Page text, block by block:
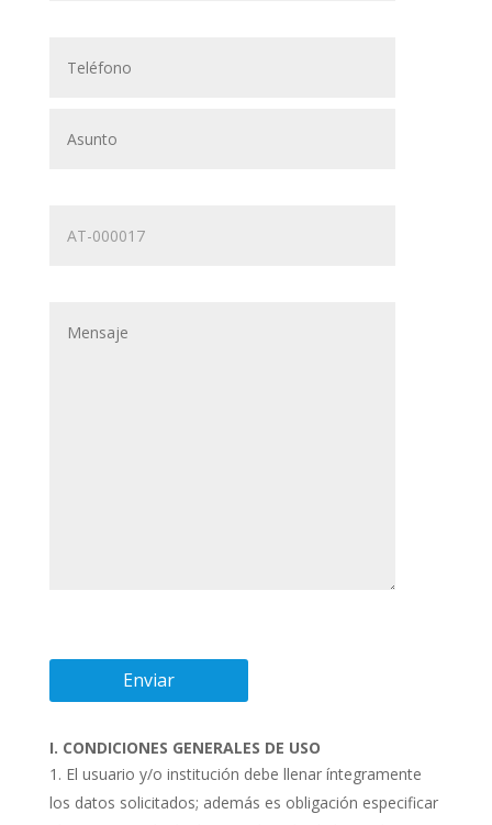
I. CONDICIONES GENERALES DE USO
El usuario y/o institución debe llenar íntegramente
los datos solicitados; además es obligación especificar